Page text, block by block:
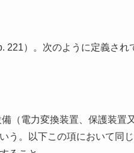
）。次のように定義され
電力変換装置、保護装置
う。以下この項において同